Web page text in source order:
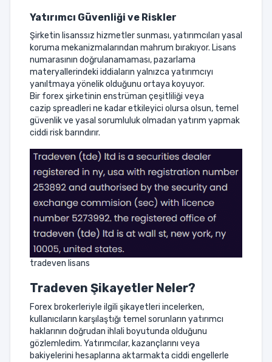
Yatırımcı Güvenliği ve Riskler
Şirketin lisanssız hizmetler sunması, yatırımcıları yasal
koruma mekanizmalarından mahrum bırakıyor. Lisans
numarasının doğrulanamaması, pazarlama
materyallerindeki iddiaların yalnızca yatırımcıyı
yanıltmaya yönelik olduğunu ortaya koyuyor.
Bir forex şirketinin enstrüman çeşitliliği veya
cazip spreadleri ne kadar etkileyici olursa olsun, temel
güvenlik ve yasal sorumluluk olmadan yatırım yapmak
ciddi risk barındırır.
tradeven lisans
Tradeven Şikayetler Neler?
Forex brokerleriyle ilgili şikayetleri incelerken,
kullanıcıların karşılaştığı temel sorunların yatırımcı
haklarının doğrudan ihlali boyutunda olduğunu
gözlemledim. Yatırımcılar, kazançlarını veya
bakiyelerini hesaplarına aktarmakta ciddi engellerle